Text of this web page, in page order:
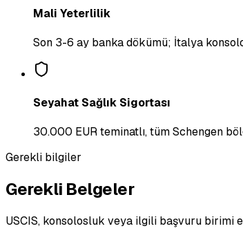
Mali Yeterlilik
Son 3-6 ay banka dökümü; İtalya
Seyahat Sağlık Sigortası
30.000 EUR teminatlı, tüm Schengen
Gerekli bilgiler
Gerekli Belgeler
USCIS, konsolosluk veya ilgili başvuru birimi